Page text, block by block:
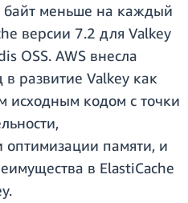
меньше на каждый
версии 7.2 для Valkey
OSS. AWS внесла
развитие Valkey как
исходным кодом с точки
оптимизации памяти, и
в ElastiCache